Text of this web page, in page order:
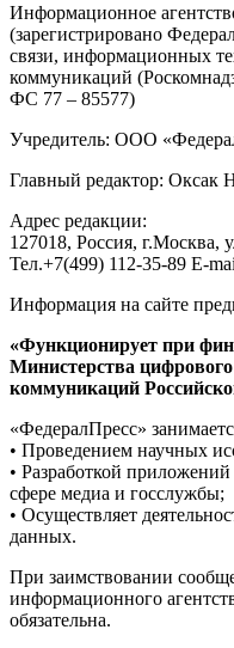
Информационное
(зарегистрировано
связи, информационных
коммуникаций
ФС 77 – 85577)
Учредитель: ООО
Главный редактор: Оксак
Адрес редакции:
127018, Россия, г.Москва,
Тел.+7(499) 112-35-89 E-
Информация на сайте
«Функционирует при
Министерства
коммуникаций
«ФедералПресс»
• Проведением научных
• Разработкой
сфере медиа и госслужбы;
• Осуществляет
данных.
При заимствовании
информационного
обязательна.